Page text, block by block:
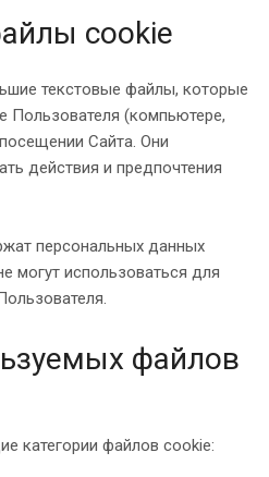
cookie
текстовые файлы, которые
Пользователя (компьютере,
Сайта. Они
действия и предпочтения
персональных данных
могут использоваться для
файлов
категории файлов cookie: